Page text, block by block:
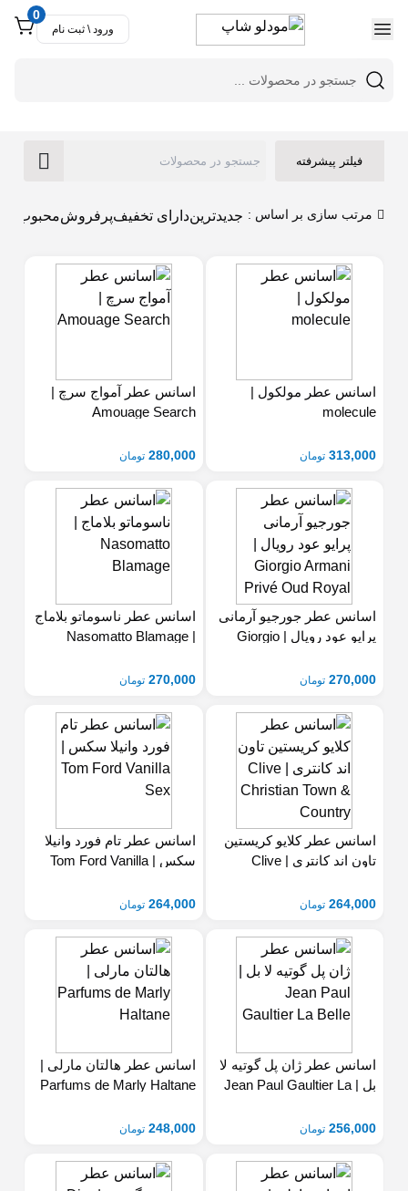
ورود \ ثبت نام
0
فیلتر پیشرفته
مرتب سازی بر اساس : جدیدتریندارای تخفیفپرفروشمحبوب
اسانس عطر مولکول |
molecule
313,000 تومان
اسانس عطر آمواج سرچ |
Amouage Search
280,000 تومان
اسانس عطر جورجیو آرمانی
270,000 تومان
اسانس عطر ناسوماتو بلاماج
| Nasomatto Blamage
270,000 تومان
اسانس عطر کلایو کریستین
264,000 تومان
اسانس عطر تام فورد وانیلا
264,000 تومان
اسانس عطر ژان پل گوتیه لا
256,000 تومان
اسانس عطر هالتان مارلی |
Parfums de Marly Haltane
248,000 تومان